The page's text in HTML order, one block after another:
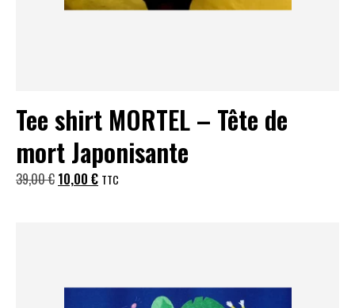
Tee shirt MORTEL – Tête de
mort Japonisante
39,00€ Le
10,00 €LeTTC